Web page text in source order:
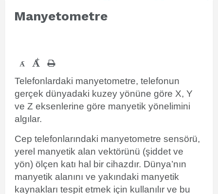
Manyetometre
- +
Telefonlardaki manyetometre, telefonun
gerçek dünyadaki kuzey yönüne göre X, Y
ve Z eksenlerine göre manyetik yönelimini
algılar.
Cep telefonlarındaki manyetometre sensörü,
yerel manyetik alan vektörünü (şiddet ve
yön) ölçen katı hal bir cihazdır. Dünya’nın
manyetik alanını ve yakındaki manyetik
kaynakları tespit etmek için kullanılır ve bu